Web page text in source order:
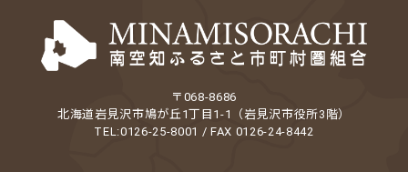
〒068-8686
北海道岩見沢市鳩が丘1丁目1-1（岩見沢市役所3階）
TEL:0126-25-8001 / FAX 0126-24-8442